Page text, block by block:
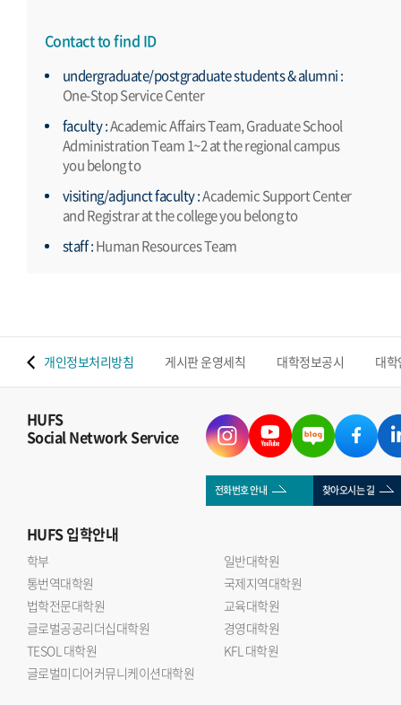
Contact to find ID
undergraduate/postgraduate students & alumni :
One-Stop Service Center
faculty :Academic Affairs Team, Graduate School
Administration Team 1~2 at the regional campus
you belong to
visiting/adjunct faculty :Academic Support Center
and Registrar at the college you belong to
staff :Human Resources Team
개인정보처리방침 게시판 운영세칙 대학정보공시 대
HUFS
Social Network Service
전화번호 안내 찾아오시는 길
HUFS입학안내
학부
일반대학원
통번역대학원
국제지역대학원
법학전문대학원
교육대학원
글로벌공공리더십대학원
경영대학원
TESOL 대학원
KFL 대학원
글로벌미디어커뮤니케이션대학원